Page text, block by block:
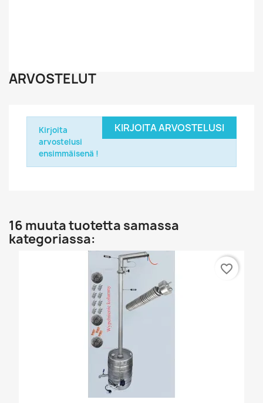
ARVOSTELUT
KIRJOITA ARVOSTELUSI
Kirjoita
arvostelusi
ensimmäisenä !
16 muuta tuotetta samassa
kategoriassa:
favorite_border